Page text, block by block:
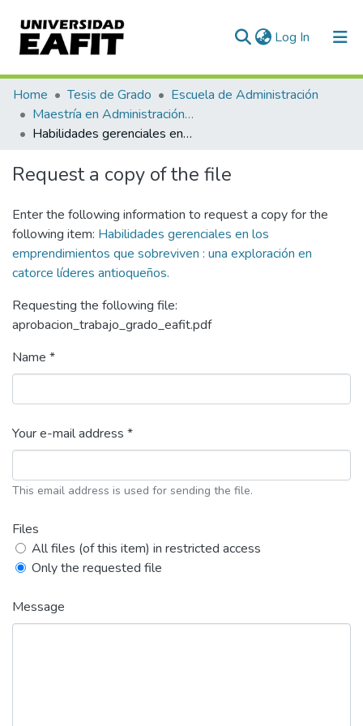
Log In (current)
Communities & Collections
All of DSpace
Home Tesis de Grado
Escuela de Administración
Maestría en Administración - MBA (tesis)
Habilidades gerenciales en los emprendimientos que sobreviven : una exploración en catorce líderes antioqueños.
Request a copy of the file
Enter the following information to request a copy for the
following item: Habilidades gerenciales en los
emprendimientos que sobreviven : una exploración en
catorce líderes antioqueños.
Requesting the following file:
aprobacion_trabajo_grado_eafit.pdf
Name *
Your e-mail address *
This email address is used for sending the file.
Files
All files (of this item) in restricted access
Only the requested file
Message